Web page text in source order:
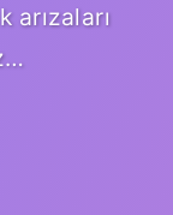
arızaları